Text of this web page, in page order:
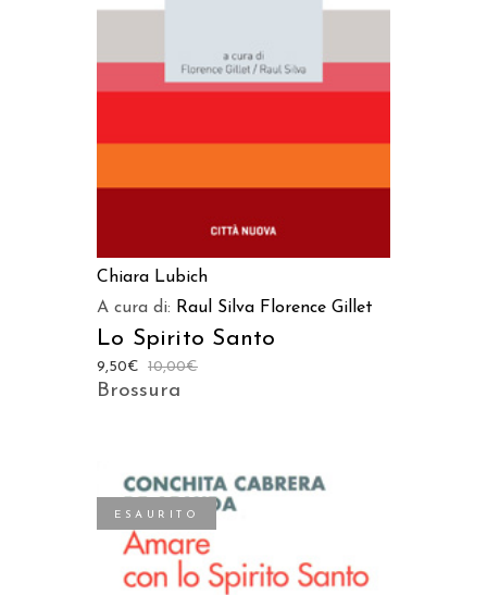
Chiara Lubich
A cura di: Raul Silva Florence Gillet
Lo Spirito Santo
10,00€
9,50€
Brossura
ESAURITO